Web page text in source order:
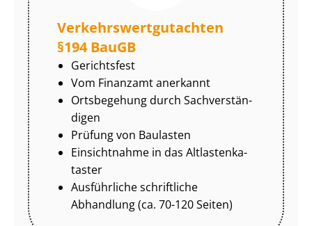
Ver­kehrs­wert­gut­ach­ten
§194 BauGB
Gerichtsfest
Vom Finanzamt anerkannt
Ortsbegehung durch Sach­ver­stän­
di­gen
Prüfung von Baulasten
Einsichtnahme in das Alt­las­ten­ka­
tas­ter
Ausführliche schriftliche
Abhandlung (ca. 70-120 Seiten)